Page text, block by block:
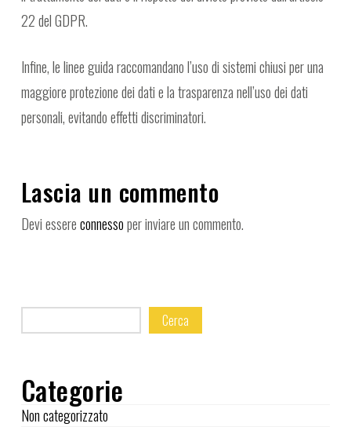
22 del GDPR.
Infine, le linee guida raccomandano l’uso di sistemi chiusi per una
maggiore protezione dei dati e la trasparenza nell’uso dei dati
personali, evitando effetti discriminatori.
Lascia un commento
Devi essereconnessoper inviare un commento.
Cerca
Categorie
Non categorizzato